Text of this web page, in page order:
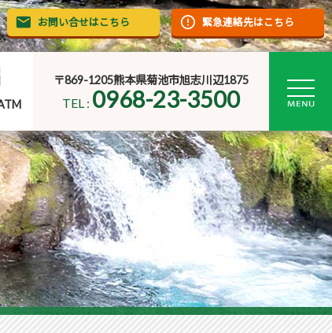
お問い合せはこちら 緊急連絡先はこちら
〒869-1205熊本県菊池市旭志川辺1875
TEL : 0968-23-3500